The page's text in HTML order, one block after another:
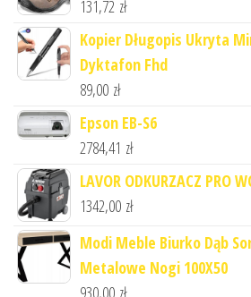
131,72 zł
Kopier Długopis Ukryta
Dyktafon Fhd
89,00 zł
Epson EB-S6
2784,41 zł
LAVOR ODKURZACZ PRO
1342,00 zł
Modi Meble Biurko Dąb
Metalowe Nogi 100X50